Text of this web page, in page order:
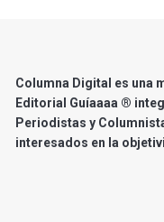
Columna Digital es una
Editorial Guíaaaa ®
Periodistas y
interesados en la